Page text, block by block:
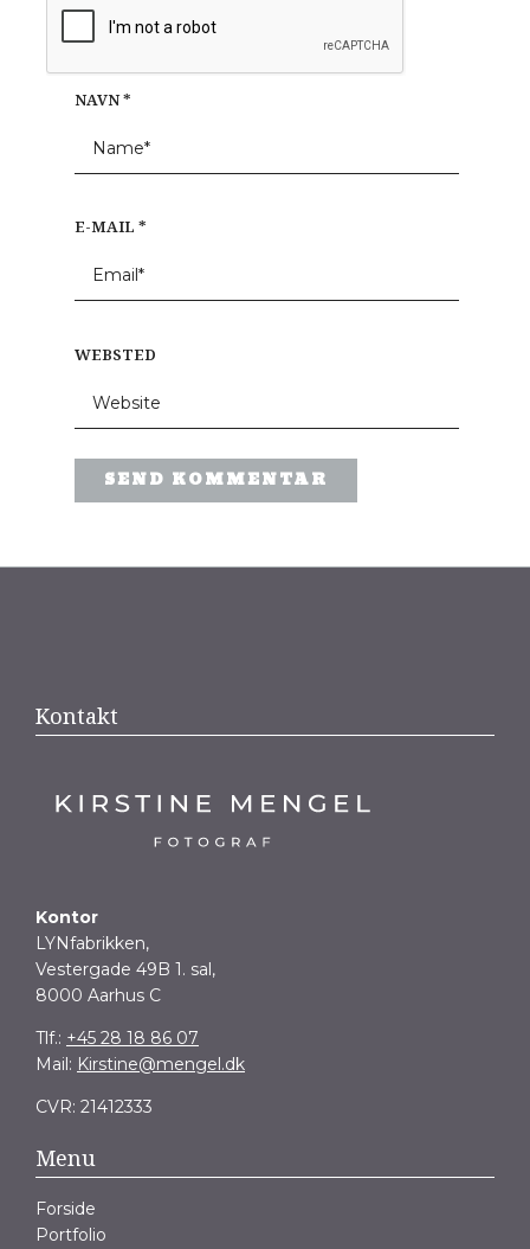
NAVN*
E-MAIL *
WEBSTED
Kontakt
Kontor
LYNfabrikken,
Vestergade 49B 1. sal,
8000 Aarhus C
Tlf.: +45 28 18 86 07
Mail: Kirstine@mengel.dk
CVR: 21412333
Menu
Forside
Portfolio